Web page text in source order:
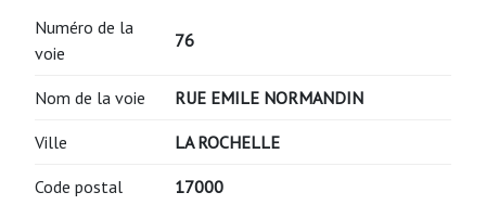
Numéro de la
voie
76
Nom de la voie RUE EMILE NORMANDIN
Ville LA ROCHELLE
Code postal 17000